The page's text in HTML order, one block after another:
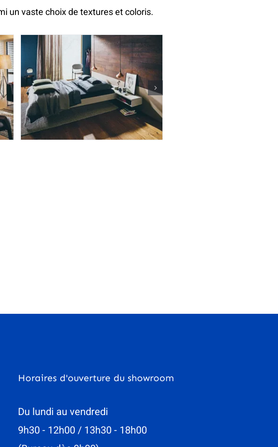
un vaste choix de textures et coloris.
Horaires d'ouverture du showroom
Du lundi au vendredi
9h30 - 12h00 / 13h30 - 18h00